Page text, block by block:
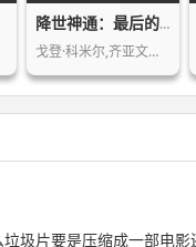
降世神通：最后的气宗第二季
戈登·科米尔,齐亚文提奥,伊恩·欧斯利…
圾片要是压缩成一部电